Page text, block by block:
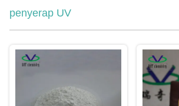
penyerap UV